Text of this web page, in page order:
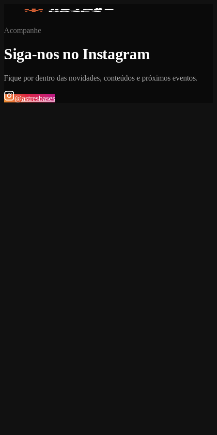
Acompanhe
Siga-nos no Instagram
Fique por dentro das novidades, conteúdos e próximos eventos.
@astresbases